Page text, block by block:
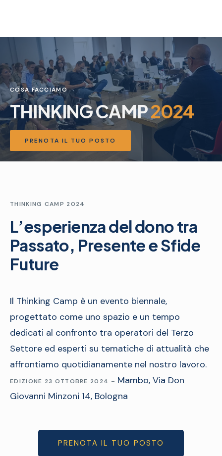
COSA FACCIAMO
THINKING CAMP2024
PRENOTA IL TUO POSTO
THINKING CAMP 2024
L’esperienza del dono tra
Passato, Presente e Sfide
Future
Il Thinking Camp è un evento biennale,
progettato come uno spazio e un tempo
dedicati al confronto tra operatori del Terzo
Settore ed esperti su tematiche di attualità che
affrontiamo quotidianamente nel nostro lavoro.
EDIZIONE 23 OTTOBRE 2024 – Mambo, Via Don
Giovanni Minzoni 14, Bologna
PRENOTA IL TUO POSTO